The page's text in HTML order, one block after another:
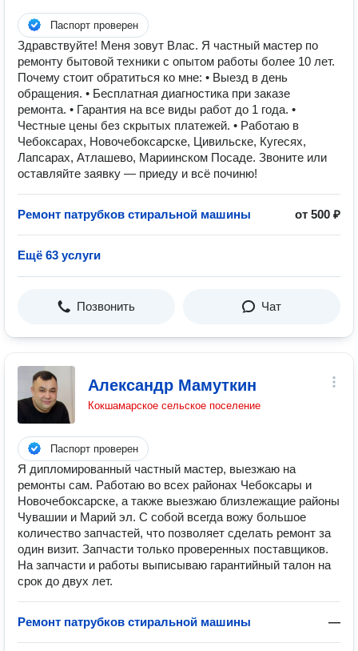
Паспорт проверен
Здравствуйте! Меня зовут Влас. Я частный мастер по
ремонту бытовой техники с опытом работы более 10 лет.
Почему стоит обратиться ко мне: • Выезд в день
обращения. • Бесплатная диагностика при заказе
ремонта. • Гарантия на все виды работ до 1 года. •
Честные цены без скрытых платежей. • Работаю в
Чебоксарах, Новочебоксарске, Цивильске, Кугесях,
Лапсарах, Атлашево, Мариинском Посаде. Звоните или
оставляйте заявку — приеду и всё починю!
Ремонт патрубков стиральной машины от 500 ₽
Ещё 63 услуги
Позвонить Чат
Александр Мамуткин
Кокшамарское сельское поселение
Паспорт проверен
Я дипломированный частный мастер, выезжаю на
ремонты сам. Работаю во всех районах Чебоксары и
Новочебоксарске, а также выезжаю близлежащие районы
Чувашии и Марий эл. С собой всегда вожу большое
количество запчастей, что позволяет сделать ремонт за
один визит. Запчасти только проверенных поставщиков.
На запчасти и работы выписываю гарантийный талон на
срок до двух лет.
Ремонт патрубков стиральной машины —